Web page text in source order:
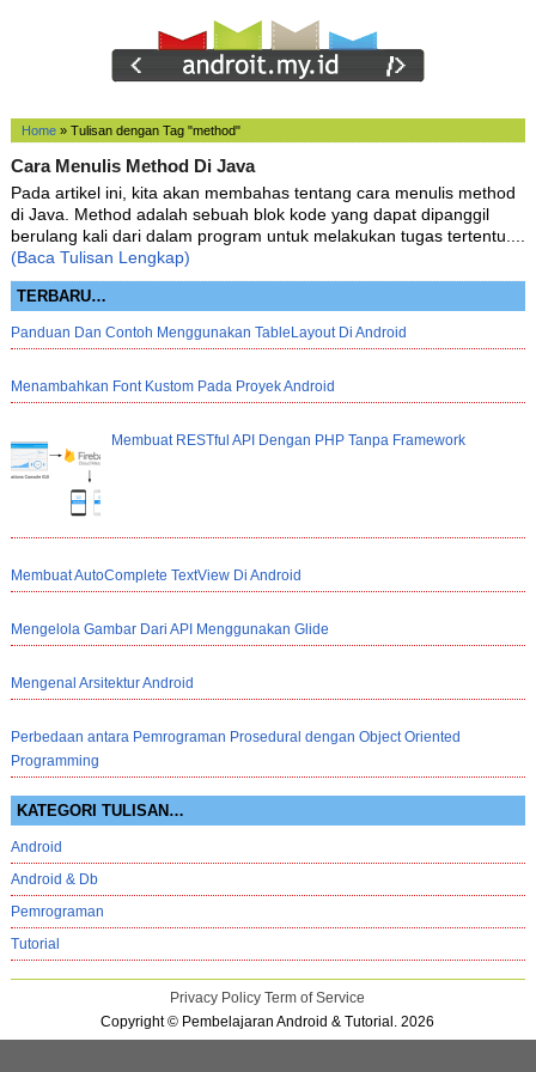
Home» Tulisan dengan Tag "method"
Cara Menulis Method Di Java
Pada artikel ini, kita akan membahas tentang cara menulis method
di Java. Method adalah sebuah blok kode yang dapat dipanggil
berulang kali dari dalam program untuk melakukan tugas tertentu....
(Baca Tulisan Lengkap)
TERBARU…
Panduan Dan Contoh Menggunakan TableLayout Di Android
Menambahkan Font Kustom Pada Proyek Android
Membuat RESTful API Dengan PHP Tanpa Framework
Membuat AutoComplete TextView Di Android
Mengelola Gambar Dari API Menggunakan Glide
Mengenal Arsitektur Android
Perbedaan antara Pemrograman Prosedural dengan Object Oriented
Programming
KATEGORI TULISAN…
Android
Android & Db
Pemrograman
Tutorial
Privacy Policy Term of Service
Copyright © Pembelajaran Android & Tutorial. 2026